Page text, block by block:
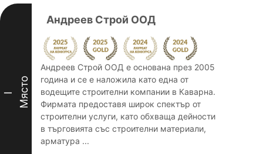
I Място
Андреев Строй ООД
Андреев Строй ООД е основана през 2005
година и се е наложила като една от
водещите строителни компании в Каварна.
Фирмата предоставя широк спектър от
строителни услуги, като обхваща дейности
в търговията със строителни материали,
арматура ...